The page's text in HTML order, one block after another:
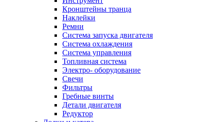
Кронштейны транца
Наклейки
Ремни
Система запуска двигателя
Система охлаждения
Система управления
Топливная система
Электро- оборудование
Свечи
Фильтры
Гребные винты
Детали двигателя
Редуктор